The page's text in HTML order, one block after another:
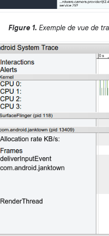
Figure 1. Exemple de vue de